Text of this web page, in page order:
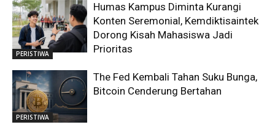
PERISTIWA
Humas Kampus Diminta Kurangi
Konten Seremonial, Kemdiktisaintek
Dorong Kisah Mahasiswa Jadi
Prioritas
PERISTIWA
The Fed Kembali Tahan Suku Bunga,
Bitcoin Cenderung Bertahan